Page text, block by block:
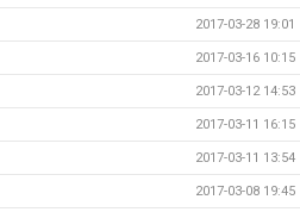
2017-03-28 19:01
2017-03-16 10:15
2017-03-12 14:53
2017-03-11 16:15
2017-03-11 13:54
2017-03-08 19:45